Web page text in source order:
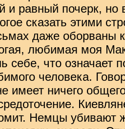
и равный почерк, но
сказать этими
даже
любимая моя
себе, что означает
человека.
имеет ничего
Немцы убивают